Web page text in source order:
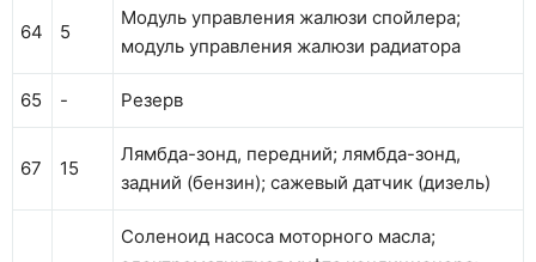
64 5
Модуль управления жалюзи спойлера;
модуль управления жалюзи радиатора
65 - Резерв
67 15
Лямбда-зонд, передний; лямбда-зонд,
задний (бензин); сажевый датчик (дизель)
Соленоид насоса моторного масла;